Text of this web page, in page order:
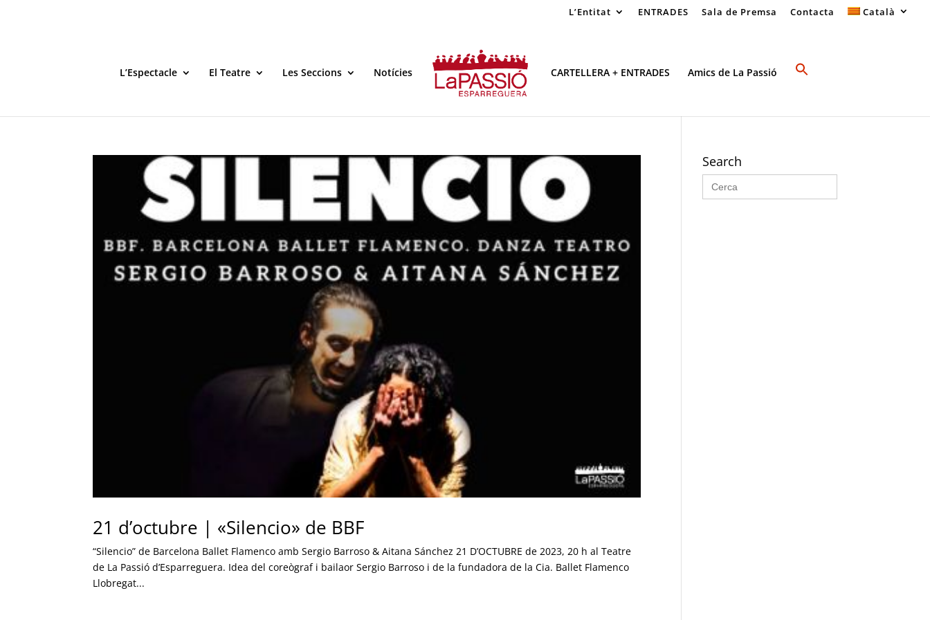
L’Entitat ENTRADES Sala de Premsa Contacta Català
L’Espectacle El Teatre Les Seccions Notícies CARTELLERA + ENTRADES Amics de La Passió
21 d’octubre | «Silencio» de BBF
“Silencio” de Barcelona Ballet Flamenco amb Sergio Barroso & Aitana Sánchez 21 D’OCTUBRE de 2023, 20 h al Teatre
de La Passió d’Esparreguera. Idea del coreògraf i bailaor Sergio Barroso i de la fundadora de la Cia. Ballet Flamenco
Llobregat...
Search
Search
for: